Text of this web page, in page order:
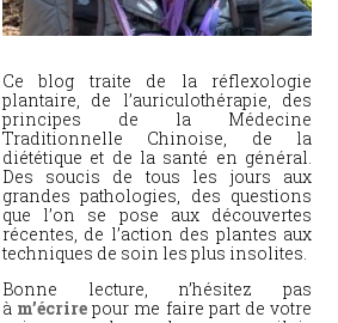
Ce blog traite de la réflexologie
plantaire, de l’auriculothérapie, des
principes de la Médecine
Traditionnelle Chinoise, de la
diététique et de la santé en général.
Des soucis de tous les jours aux
grandes pathologies, des questions
que l’on se pose aux découvertes
récentes, de l’action des plantes aux
techniques de soin les plus insolites.
Bonne lecture, n’hésitez pas
à m’écrire pour me faire part de votre